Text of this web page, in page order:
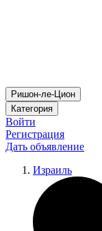
Ришон-ле-Цион
Категория
Войти
Регистрация
Дать объявление
Израиль